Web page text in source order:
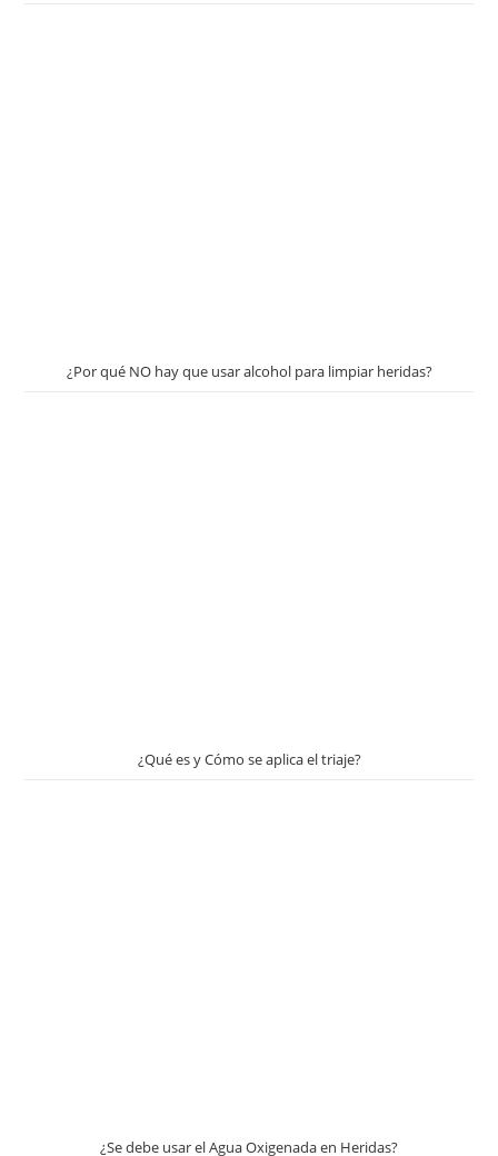
¿Por qué NO hay que usar alcohol para limpiar heridas?
¿Qué es y Cómo se aplica el triaje?
¿Se debe usar el Agua Oxigenada en Heridas?